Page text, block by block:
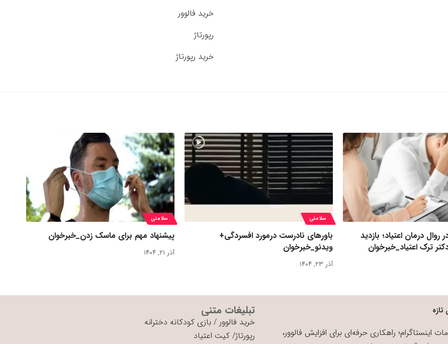
خرید فالوور
رپورتاژ
خرید رپورتاژ
درمان اعتیاد؛ بازدید
ترک اعتیاد_خبرخوان
سلامتی
باورهای نادرست درمورد افسردگی+
ویدئو_خبرخوان
آذر ۲۳, ۱۴۰۴
سلامتی
پیشنهاد مهم برای ماسک زدن_خبرخوان
آذر ۲۱, ۱۴۰۴
اینستاگرام؛ راهکاری حرفه‌ای برای افزایش فالوور،
تبلیغات متنی
خرید فالوور /بازی کودکانه دخترانه
رپورتاژ/کیت اعتیاد